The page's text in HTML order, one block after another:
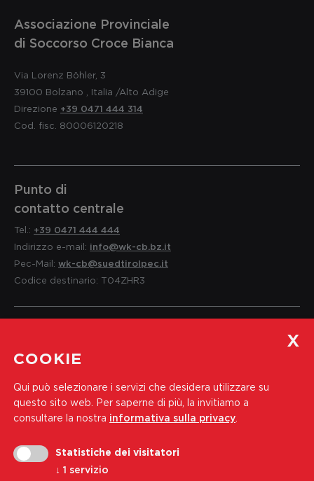
Associazione Provinciale
di Soccorso Croce Bianca
Via Lorenz Böhler, 3
39100 Bolzano Italia /Alto Adige
Direzione +39 0471 444 314
Cod. fisc. 80006120218
Punto di
contatto centrale
Tel.: +39 0471 444 444
Indirizzo e-mail: info@wk-cb.bz.it
Pec-Mail: wk-cb@suedtirolpec.it
Codice destinario: T04ZHR3
e informazioni
Tel.:
Iscriviti alla nostra newsletter
COOKIE
Qui può selezionare i servizi che desidera utilizzare su
questo sito web. Per saperne di più, la invitiamo a
consultare la nostra informativa sulla privacy
Statistiche dei visitatori
↓ 1 servizio